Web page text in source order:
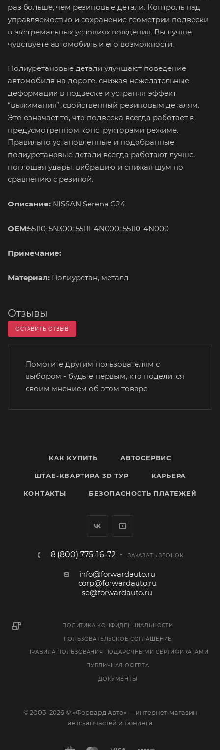
раз больше, чем резиновые детали. Контроль над
управляемостью и сохранение геометрии подвески
в экстремальных условиях вождения. Вы лучше
чувствуете автомобиль и его возможности.
Полиуретановые детали улучшают поведение
автомобиля на дороге, снижая нежелательные
деформации в подвеске и устраняя эффект
“выжимания”, свойственный резиновым деталям.
Это означает то, что подвеска всегда работает в
предусмотренном конструкторами режиме.
Правильно установленные и подобранные
полиуретановые детали всегда работают лучше,
поглощая удары, вибрацию и снижая шум по
сравнению с резиной.
Описание: NISSAN Serena С24
OEM:55110-5N300; 55111-4N000; 55110-4N000
Примечание:
Материал: Полиуретан, металл
Отзывы
ОСТАВИТЬ ОТЗЫВ
Помогите другим пользователям с
выбором - будьте первым, кто поделится
своим мнением об этом товаре
КАК КУПИТЬ АВТОСЕРВИС
ШТАБ-КВАРТИРА 3D ТУР КАРЬЕРА
КОНТАКТЫ БЕЗОПАСНОСТЬ ПЛАТЕЖЕЙ
8 (800) 775-16-72 ЗАКАЗАТЬ ЗВОНОК
info@forwardauto.ru
corp@forwardauto.ru
se@forwardauto.ru
ПОЛИТИКА КОНФИДЕНЦИАЛЬНОСТИ
ПОЛЬЗОВАТЕЛЬСКОЕ СОГЛАШЕНИЕ
ПРАВИЛА ПОЛЬЗОВАНИЯ ПОДАРОЧНЫМИ СЕРТИФИКАТАМИ
ПУБЛИЧНАЯ ОФЕРТА
ДОКУМЕНТЫ
© 2005–2026 © «Форвард Авто» — интернет-магазин
автозапчастей и тюнинга